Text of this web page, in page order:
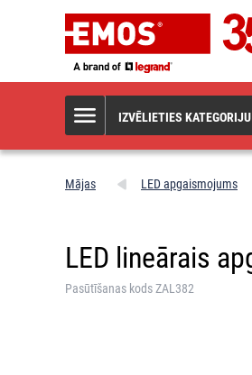
IZVĒLIETIES KATEGORIJU
Mājas LED apgaismojums
LED lineārais
Pasūtīšanas kods ZAL382